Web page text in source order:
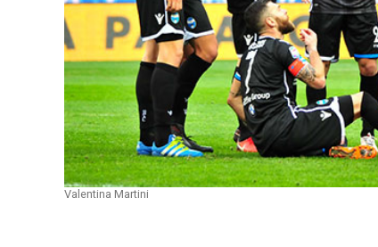
Valentina Martini